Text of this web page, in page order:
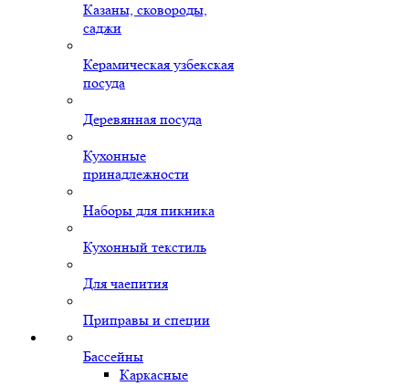
Казаны, сковороды,
саджи
Керамическая узбекская
посуда
Деревянная посуда
Кухонные
принадлежности
Наборы для пикника
Кухонный текстиль
Для чаепития
Приправы и специи
Бассейны
Каркасные